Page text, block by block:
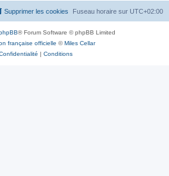
Fuseau horaire sur UTC+02:00
Supprimer les cookies
® Forum Software © phpBB Limited
française officielle ©Miles Cellar
| Conditions